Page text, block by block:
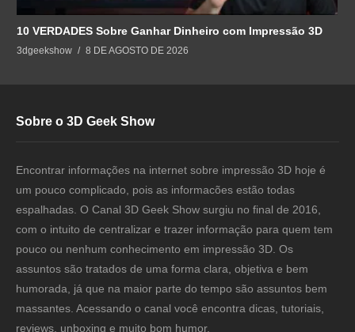
10 VERDADES Sobre Ganhar Dinheiro com Impressão 3D
3dgeekshow 8 DE AGOSTO DE 2026
Sobre o 3D Geek Show
Encontrar informações na internet sobre impressão 3D hoje é
um pouco complicado, pois as informacões estão todas
espalhadas. O Canal 3D Geek Show surgiu no final de 2016,
com o intuito de centralizar e trazer informação para quem tem
pouco ou nenhum conhecimento em impressão 3D. Os
assuntos são tratados de uma forma clara, objetiva e bem
humorada, já que na maior parte do tempo são assuntos bem
massantes. Acessando o canal você encontra dicas, tutoriais,
reviews, unboxing e muito bom humor.